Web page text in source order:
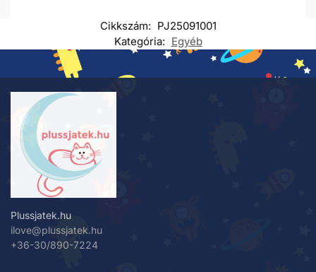
Cikkszám: PJ25091001
Kategória: Egyéb
Plussjatek.hu
ilove@plussjatek.hu
+36-30/890-7224